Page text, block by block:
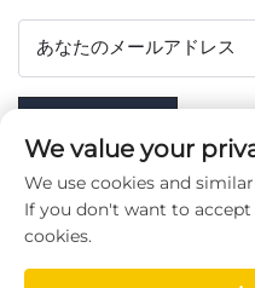
あなたのメールアドレス
フォローする
We value your
We use cookies and
If you don't want to accept
cookies.